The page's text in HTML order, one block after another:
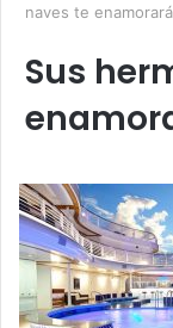
naves te
Sus